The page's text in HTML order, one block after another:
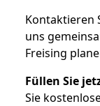
Kontaktieren
uns
Freising
Füllen Sie
Sie